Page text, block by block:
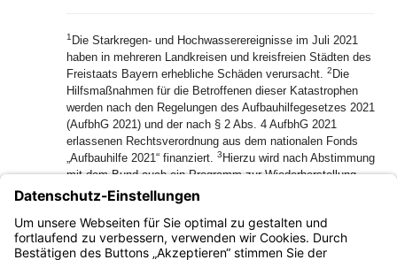
1 Die Starkregen- und Hochwasserereignisse im Juli 2021
haben in mehreren Landkreisen und kreisfreien Städten des
Freistaats Bayern erhebliche Schäden verursacht. 2 Die
Hilfsmaßnahmen für die Betroffenen dieser Katastrophen
werden nach den Regelungen des Aufbauhilfegesetzes 2021
(AufbhG 2021) und der nach § 2 Abs. 4 AufbhG 2021
erlassenen Rechtsverordnung aus dem nationalen Fonds
„Aufbauhilfe 2021“ finanziert. 3 Hierzu wird nach Abstimmung
mit dem Bund auch ein Programm zur Wiederherstellung
der Infrastruktur in den betroffenen Gemeinden Bayerns
Für die Billigkeitsleistungen und Abwicklung der
Soforthilfen und der Aufbauhilfen gelten damit einheitlich
folgende Richtlinien: